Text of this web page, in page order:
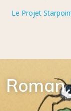
Le Projet